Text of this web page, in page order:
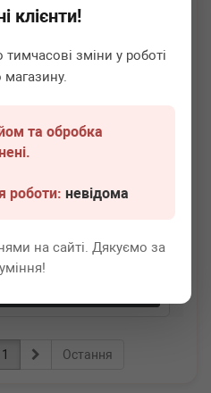
клієнти!
зміни у роботі
та обробка
роботи:невідома
на сайті. Дякуємо за
Всі ціни
1 Остання